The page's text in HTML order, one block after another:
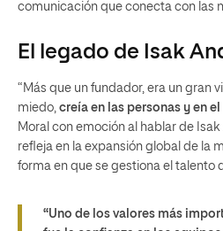
comunicación que conecta con las
El legado de Isak
“Más que un fundador, era un gran
miedo, creía en las personas y en
Moral con emoción al hablar de
refleja en la expansión global de la
forma en que se gestiona el talento
“Uno de los valores más